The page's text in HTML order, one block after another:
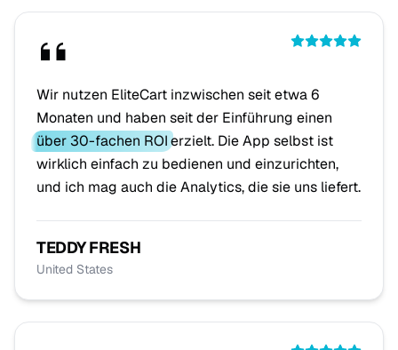
Wir nutzen EliteCart inzwischen seit etwa 6
Monaten und haben seit der Einführung einen
über 30-fachen ROIerzielt. Die App selbst ist
wirklich einfach zu bedienen und einzurichten,
und ich mag auch die Analytics, die sie uns liefert.
TEDDY FRESH
United States